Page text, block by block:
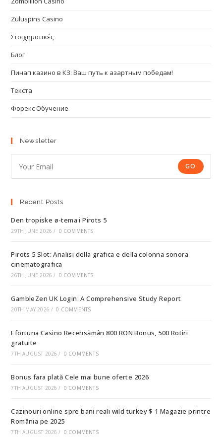
Zuluspins Casino
Στοιχηματικές
Блог
Пинап казино в КЗ: Ваш путь к азартным победам!
Текста
Форекс Обучение
Newsletter
GO
Recent Posts
Den tropiske ø-tema i Pirots 5
29TH JUNE 2026 / 0 COMMENTS
Pirots 5 Slot: Analisi della grafica e della colonna sonora
cinematografica
26TH JUNE 2026 / 0 COMMENTS
GambleZen UK Login: A Comprehensive Study Report
20TH MAY 2026 / 0 COMMENTS
Efortuna Casino Recensămân 800 RON Bonus, 500 Rotiri
gratuite
7TH AUGUST 2026 / 0 COMMENTS
Bonus fara plată Cele mai bune oferte 2026
7TH AUGUST 2026 / 0 COMMENTS
Cazinouri online spre bani reali wild turkey $ 1 Magazie printre
România pe 2025
7TH AUGUST 2026 / 0 COMMENTS